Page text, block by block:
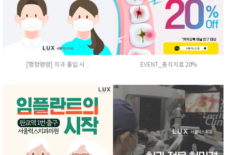
[행정명령] 치과 출입 시 .. EVENT_충치치료 20%